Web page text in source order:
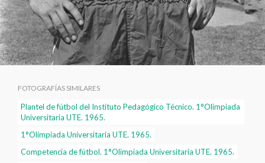
FOTOGRAFÍAS SIMILARES
Plantel de fútbol del Instituto Pedagógico Técnico. 1°Olimpiada
Universitaria UTE. 1965.
1°Olimpiada Universitaria UTE. 1965.
Competencia de fútbol. 1°Olimpiada Universitaria UTE. 1965.